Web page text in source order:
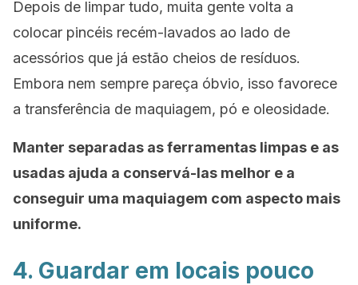
Depois de limpar tudo, muita gente volta a
colocar pincéis recém-lavados ao lado de
acessórios que já estão cheios de resíduos.
Embora nem sempre pareça óbvio, isso favorece
a transferência de maquiagem, pó e oleosidade.
Manter separadas as ferramentas limpas e as
usadas ajuda a conservá-las melhor e a
conseguir uma maquiagem com aspecto mais
uniforme.
4. Guardar em locais pouco